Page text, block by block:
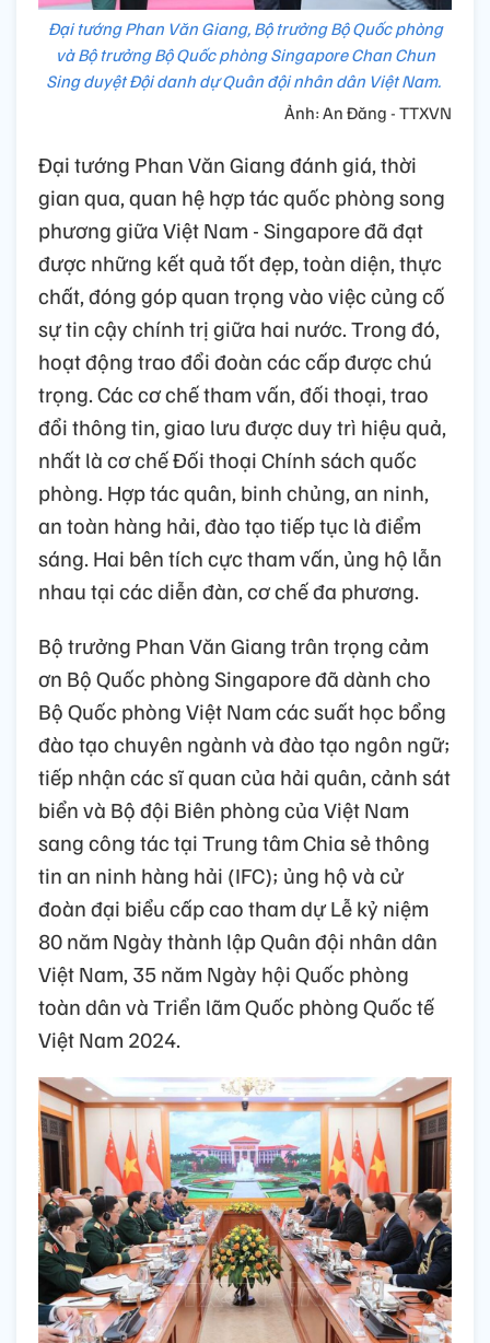
Đại tướng Phan Văn Giang, Bộ trưởng Bộ Quốc phòng
và Bộ trưởng Bộ Quốc phòng Singapore Chan Chun
Sing duyệt Đội danh dự Quân đội nhân dân Việt Nam.
Ảnh: An Đăng - TTXVN
Đại tướng Phan Văn Giang đánh giá, thời
gian qua, quan hệ hợp tác quốc phòng song
phương giữa Việt Nam - Singapore đã đạt
được những kết quả tốt đẹp, toàn diện, thực
chất, đóng góp quan trọng vào việc củng cố
sự tin cậy chính trị giữa hai nước. Trong đó,
hoạt động trao đổi đoàn các cấp được chú
trọng. Các cơ chế tham vấn, đối thoại, trao
đổi thông tin, giao lưu được duy trì hiệu quả,
nhất là cơ chế Đối thoại Chính sách quốc
phòng. Hợp tác quân, binh chủng, an ninh,
an toàn hàng hải, đào tạo tiếp tục là điểm
sáng. Hai bên tích cực tham vấn, ủng hộ lẫn
nhau tại các diễn đàn, cơ chế đa phương.
Bộ trưởng Phan Văn Giang trân trọng cảm
ơn Bộ Quốc phòng Singapore đã dành cho
Bộ Quốc phòng Việt Nam các suất học bổng
đào tạo chuyên ngành và đào tạo ngôn ngữ;
tiếp nhận các sĩ quan của hải quân, cảnh sát
biển và Bộ đội Biên phòng của Việt Nam
sang công tác tại Trung tâm Chia sẻ thông
tin an ninh hàng hải (IFC); ủng hộ và cử
đoàn đại biểu cấp cao tham dự Lễ kỷ niệm
80 năm Ngày thành lập Quân đội nhân dân
Việt Nam, 35 năm Ngày hội Quốc phòng
toàn dân và Triển lãm Quốc phòng Quốc tế
Việt Nam 2024.